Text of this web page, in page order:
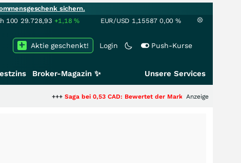
sichern.
100 29.728,93 +1,18% EUR/USD 1,15587 0,00 %
Login Push-Kurse
Aktie geschenkt!
Broker-Magazin ✨ Unsere Services
Saga bei 0,53 CAD: Bewertet der Markt noch immer nur die Hälfte
Anzeige